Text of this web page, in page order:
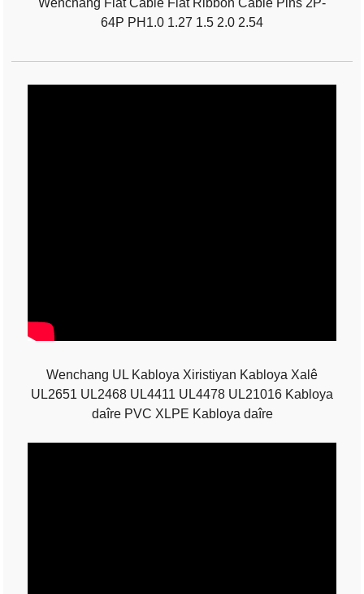
64P PH1.0 1.27 1.5 2.0 2.54
Wenchang UL Kabloya Xiristiyan Kabloya Xalê
UL2651 UL2468 UL4411 UL4478 UL21016 Kabloya
daîre PVC XLPE Kabloya daîre